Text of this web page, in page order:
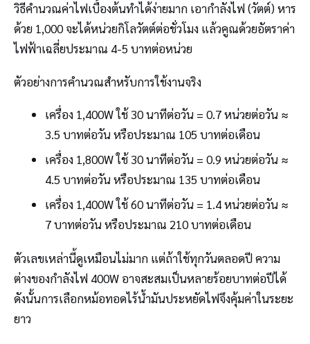
วิธีคำนวณค่าไฟเบื้องต้นทำได้ง่ายมาก เอากำลังไฟ (วัตต์) หาร
ด้วย 1,000 จะได้หน่วยกิโลวัตต์ต่อชั่วโมง แล้วคูณด้วยอัตราค่า
ไฟฟ้าเฉลี่ยประมาณ 4-5 บาทต่อหน่วย
ตัวอย่างการคำนวณสำหรับการใช้งานจริง
เครื่อง 1,400W ใช้ 30 นาทีต่อวัน = 0.7 หน่วยต่อวัน ≈
3.5 บาทต่อวัน หรือประมาณ 105 บาทต่อเดือน
เครื่อง 1,800W ใช้ 30 นาทีต่อวัน = 0.9 หน่วยต่อวัน ≈
4.5 บาทต่อวัน หรือประมาณ 135 บาทต่อเดือน
เครื่อง 1,400W ใช้ 60 นาทีต่อวัน = 1.4 หน่วยต่อวัน ≈
7 บาทต่อวัน หรือประมาณ 210 บาทต่อเดือน
ตัวเลขเหล่านี้ดูเหมือนไม่มาก แต่ถ้าใช้ทุกวันตลอดปี ความ
ต่างของกำลังไฟ 400W อาจสะสมเป็นหลายร้อยบาทต่อปีได้
ดังนั้นการเลือกหม้อทอดไร้น้ำมันประหยัดไฟจึงคุ้มค่าในระยะ
ยาว